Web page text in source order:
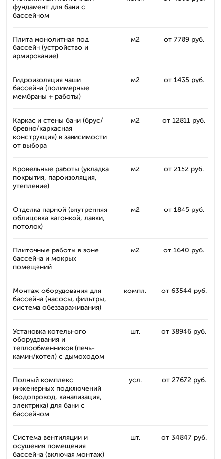
фундамент для бани с
бассейном
Плита монолитная под
бассейн (устройство и
армирование)
м2 от 7789 руб.
Гидроизоляция чаши
бассейна (полимерные
мембраны + работы)
м2 от 1435 руб.
Каркас и стены бани (брус/
бревно/каркасная
конструкция) в зависимости
от выбора
м2 от 12811 руб.
Кровельные работы (укладка
покрытия, пароизоляция,
утепление)
м2 от 2152 руб.
Отделка парной (внутренняя
облицовка вагонкой, лавки,
потолок)
м2 от 1845 руб.
Плиточные работы в зоне
бассейна и мокрых
помещений
м2 от 1640 руб.
Монтаж оборудования для
бассейна (насосы, фильтры,
система обеззараживания)
компл. от 63544 руб.
Установка котельного
оборудования и
теплообменников (печь-
камин/котел) с дымоходом
шт. от 38946 руб.
Полный комплекс
инженерных подключений
(водопровод, канализация,
электрика) для бани с
бассейном
усл. от 27672 руб.
Система вентиляции и
осушения помещения
бассейна (включая монтаж)
шт. от 34847 руб.